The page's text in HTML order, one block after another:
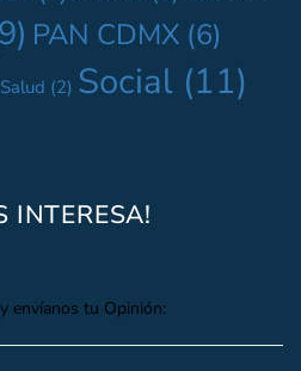
PAN CDMX (6)
Salud (2) Social (11)
INTERESA!
envíanos tu Opinión: